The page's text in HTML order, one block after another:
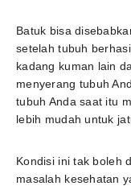
Batuk bisa
setelah tubuh
kadang kuman lain
menyerang tubuh
tubuh Anda saat itu
lebih mudah untuk
Kondisi ini tak boleh
masalah kesehatan